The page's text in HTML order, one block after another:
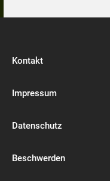
Kontakt
Impressum
Datenschutz
Beschwerden